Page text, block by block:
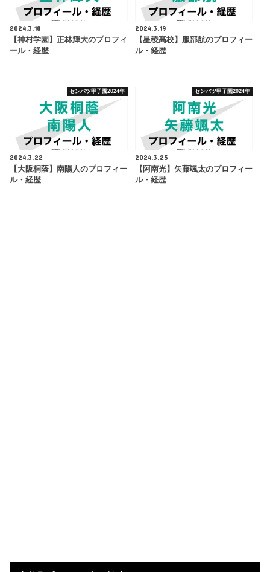
2024.3.18
【神村学園】正林輝大のプロフィ
ール・経歴
2024.3.19
【星稜高校】服部航のプロフィー
ル・経歴
センバツ甲子園2024年
2024.3.22
【大阪桐蔭】南陽人のプロフィー
ル・経歴
センバツ甲子園2024年
2024.3.25
【阿南光】矢藤颯太のプロフィー
ル・経歴